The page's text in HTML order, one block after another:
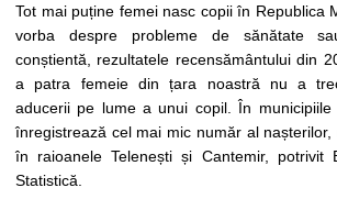
Tot mai puține femei nasc copii în Republica
vorba despre probleme de sănătate
conștientă, rezultatele recensământului din
a patra femeie din țara noastră nu a
aducerii pe lume a unui copil. În
înregistrează cel mai mic număr al
în raioanele Telenești și Cantemir, potrivit
Statistică.